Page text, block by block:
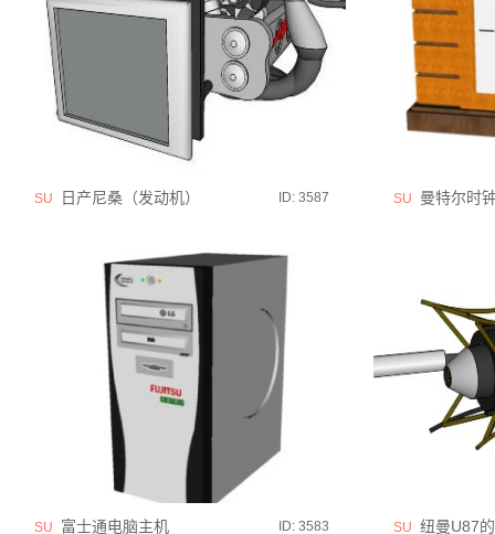
SU 日产尼桑（发动机） ID: 3587 SU 曼特尔时
SU 富士通电脑主机 ID: 3583 SU 纽曼U87